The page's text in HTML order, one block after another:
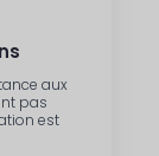
aux
pas
est